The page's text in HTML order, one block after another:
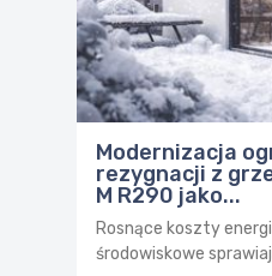
Modernizacja
rezygnacji z
M R290 jako...
Rosnące koszty
środowiskowe